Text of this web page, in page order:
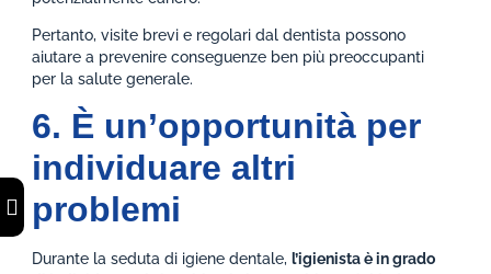
Pertanto, visite brevi e regolari dal dentista possono
aiutare a prevenire conseguenze ben più preoccupanti
per la salute generale.
6. È un’opportunità per
individuare altri
problemi
Durante la seduta di igiene dentale,l’igienista è in grado